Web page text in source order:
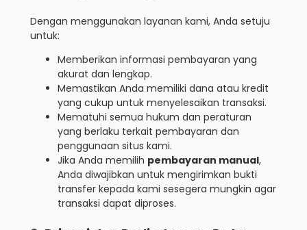
Dengan menggunakan layanan kami, Anda setuju
untuk:
Memberikan informasi pembayaran yang
akurat dan lengkap.
Memastikan Anda memiliki dana atau kredit
yang cukup untuk menyelesaikan transaksi.
Mematuhi semua hukum dan peraturan
yang berlaku terkait pembayaran dan
penggunaan situs kami.
Jika Anda memilih pembayaran manual,
Anda diwajibkan untuk mengirimkan bukti
transfer kepada kami sesegera mungkin agar
transaksi dapat diproses.